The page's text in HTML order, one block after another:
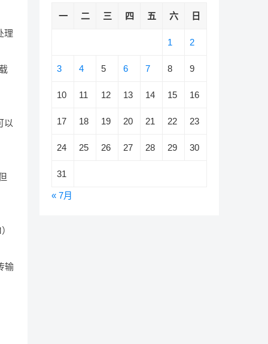
理
以
输
一 二 三 四 五 六 日
1 2
3 4 5 6 7 8 9
10 11 12 13 14 15 16
17 18 19 20 21 22 23
24 25 26 27 28 29 30
31
« 7月